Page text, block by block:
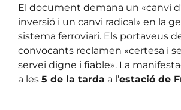
El document demana un «canvi
inversió i un canvi radical» en la
sistema ferroviari. Els portaveus
convocants reclamen «certesa i
servei digne i fiable». La
a les 5 de la tarda a l’estació de